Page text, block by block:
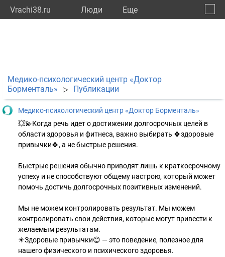
Vrachi38.ru Люди Eще
Медико-психологический центр «Доктор
Борменталь»
▷ Публикации
Медико-психологический центр «Доктор Борменталь»
💥💫Когда речь идет о достижении долгосрочных целей в
области здоровья и фитнеса, важно выбирать 🍀здоровые
привычки🍀, а не быстрые решения.
Быстрые решения обычно приводят лишь к краткосрочному
успеху и не способствуют общему настрою, который может
помочь достичь долгосрочных позитивных изменений.
Мы не можем контролировать результат. Мы можем
контролировать свои действия, которые могут привести к
желаемым результатам.
☀Здоровые привычки😊 — это поведение, полезное для
нашего физического и психического здоровья.